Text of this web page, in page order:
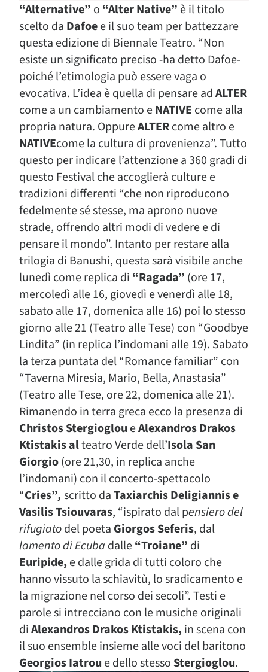
“Alternative” o “Alter Native” è il titolo
scelto da Dafoee il suo team per battezzare
questa edizione di Biennale Teatro. “Non
esiste un significato preciso -ha detto Dafoe-
poiché l’etimologia può essere vaga o
evocativa. L’idea è quella di pensare adALTER
come a un cambiamento eNATIVE come alla
propria natura. OppureALTERcome altro e
NATIVEcome la cultura di provenienza”. Tutto
questo per indicare l’attenzione a 360 gradi di
questo Festival che accoglierà culture e
tradizioni differenti “che non riproducono
fedelmente sé stesse, ma aprono nuove
strade, offrendo altri modi di vedere e di
pensare il mondo”. Intanto per restare alla
trilogia di Banushi, questa sarà visibile anche
lunedì come replica di “Ragada” (ore 17,
mercoledì alle 16, giovedì e venerdì alle 18,
sabato alle 17, domenica alle 16) poi lo stesso
giorno alle 21 (Teatro alle Tese) con “Goodbye
Lindita” (in replica l’indomani alle 19). Sabato
la terza puntata del “Romance familiar” con
“Taverna Miresia, Mario, Bella, Anastasia”
(Teatro alle Tese, ore 22, domenica alle 21).
Rimanendo in terra greca ecco la presenza di
Christos Stergioglou eAlexandros Drakos
Ktistakis alteatro Verde dell’Isola San
Giorgio(ore 21,30, in replica anche
l’indomani) con il concerto-spettacolo
“Cries”, scritto daTaxiarchis Deligiannis e
Vasilis Tsiouvaras, “ispirato dal pensiero del
rifugiatodel poeta Giorgos Seferis, dal
lamento di Ecuba dalle“Troiane” di
Euripide, e dalle grida di tutti coloro che
hanno vissuto la schiavitù, lo sradicamento e
la migrazione nel corso dei secoli”. Testi e
parole si intrecciano con le musiche originali
diAlexandros Drakos Ktistakis, in scena con
il suo ensemble insieme alle voci del baritono
Georgios Iatrou e dello stesso Stergioglou.